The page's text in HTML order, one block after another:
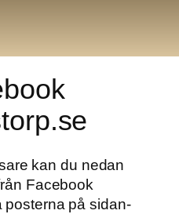
kan du nedan
Facebook
posterna på sidan-